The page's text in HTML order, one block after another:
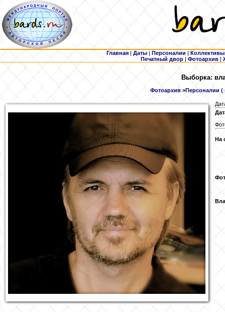
Главная | Даты | Персоналии | Коллективы
Печатный двор |Фотоархив |
Выборка:
Фотоархив>Персоналии (
На